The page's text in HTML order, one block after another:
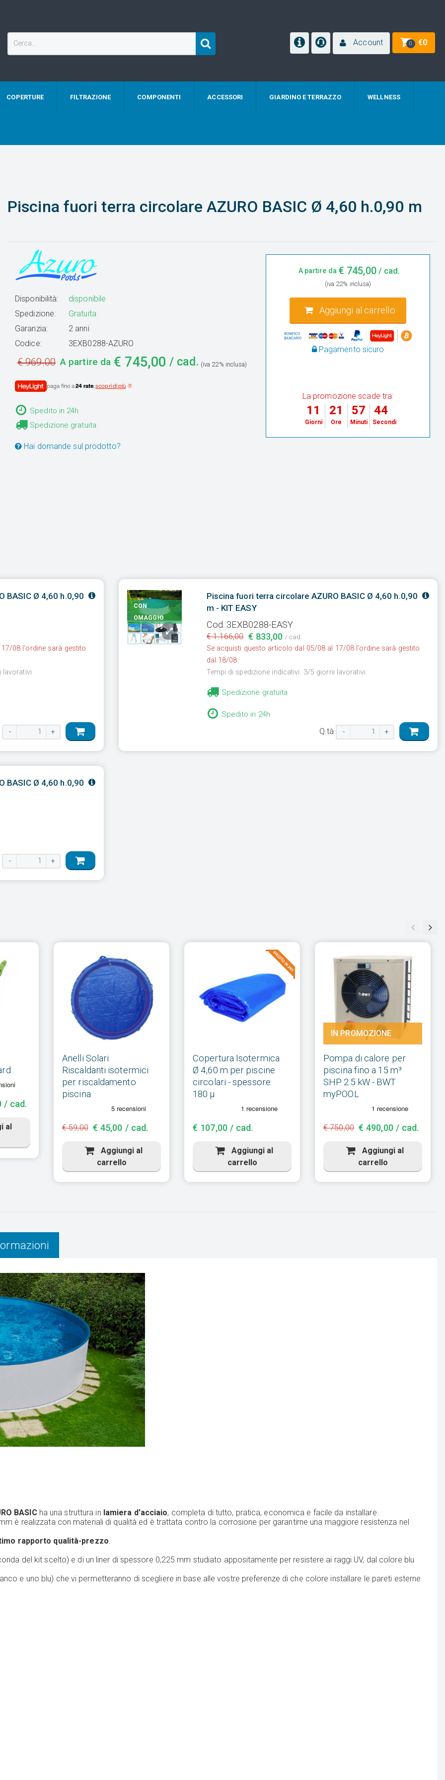
Account 0 €0
COPERTURE FILTRAZIONE COMPONENTI ACCESSORI GIARDINO E TERRAZZO WELLNESS
Piscina fuori terra circolare AZURO BASIC Ø 4,60 h.0,90 m
Disponibilità:
disponibile
Spedizione:
Gratuita
Garanzia:
2 anni
Codice:
3EXB0288-AZURO
€969.00 A partire da € 745,00 / cad. (iva 22% inclusa)
paga fino a24 rate,scopri di più
Spedito in 24h
Spedizione gratuita
Hai domande sul prodotto?
A partire da € 745,00/ cad.
(iva 22% inclusa)
Aggiungi al carrello
Pagamento sicuro
La promozione scade tra:
11
Giorni
21
Ore
57
Minuti
43
Secondi
BASIC Ø 4,60 h.0,90
08 l'ordine sarà gestito
lavorativi
- +
CON
OMAGGIO
Piscina fuori terra circolare AZURO BASIC Ø 4,60 h.0,90
m - KIT EASY
Cod. 3EXB0288-EASY
€ 1.166,00 € 833,00 / cad.
Se acquisti questo articolo dal 05/08 al 17/08 l'ordine sarà gestito
dal 18/08
Tempi di spedizione indicativi: 3/5 giorni lavorativi
Spedizione gratuita
Spedito in 24h
Q.tà - +
BASIC Ø 4,60 h.0,90
- +
/ cad.
al
Anelli Solari
Riscaldanti isotermici
per riscaldamento
piscina
€ 59,00 € 45,00 / cad.
Aggiungi al
carrello
Copertura Isotermica
Ø 4,60 m per piscine
circolari - spessore
180 µ
€ 107,00 / cad.
Aggiungi al
carrello
IN PROMOZIONE
Pompa di calore per
piscina fino a 15 m³
SHP 2.5 kW - BWT
myPOOL
€ 750,00 € 490,00 / cad.
Aggiungi al
carrello
BASICha una struttura in lamiera d'acciaio, completa di tutto, pratica, economica e facile da installare.
è realizzata con materiali di qualità ed è trattata contro la corrosione per garantirne una maggiore resistenza nel
rapporto qualità-prezzo.
del kit scelto) e di un liner di spessore 0,225 mm studiato appositamente per resistere ai raggi UV, dal colore blu
e uno blu) che vi permetteranno di scegliere in base alle vostre preferenze di che colore installare le pareti esterne